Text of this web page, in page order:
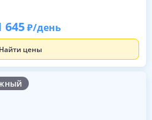
645 /день
Найти цены